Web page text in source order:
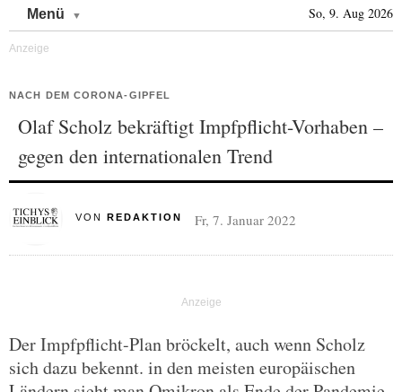
Menü So, 9. Aug 2026
NACH DEM CORONA-GIPFEL
Olaf Scholz bekräftigt Impfpflicht-Vorhaben –
gegen den internationalen Trend
VON REDAKTION Fr, 7. Januar 2022
Der Impfpflicht-Plan bröckelt, auch wenn Scholz
sich dazu bekennt. in den meisten europäischen